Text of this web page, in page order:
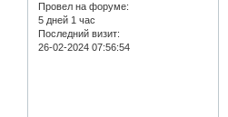
Провел на форуме:
5 дней 1 час
Последний визит:
26-02-2024 07:56:54